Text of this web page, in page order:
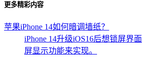
更多精彩内容
苹果iPhone 14如何暗调墙纸？
iPhone 14升级iOS16后想锁屏界
屏显示功能来实现。